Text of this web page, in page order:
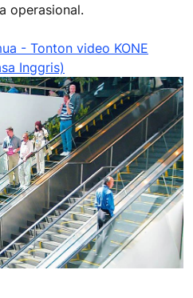
operasional.
- Tonton video KONE
Inggris)